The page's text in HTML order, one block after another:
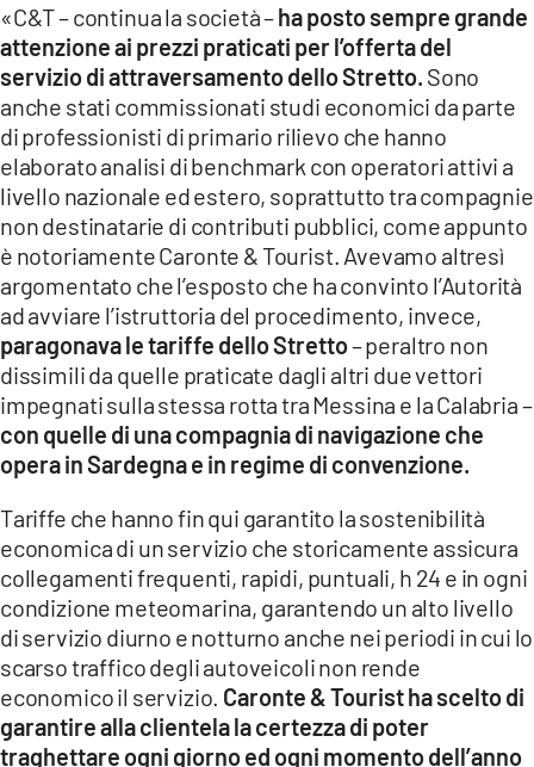
CATANZAROCHANNEL.IT
LACAPITALENEWS.IT
App
ANDROID
APPLE
«C&T – continua la società –ha posto sempre grande
attenzione ai prezzi praticati per l’offerta del
servizio di attraversamento dello Stretto. Sono
anche stati commissionati studi economici da parte
di professionisti di primario rilievo che hanno
elaborato analisi di benchmark con operatori attivi a
livello nazionale ed estero, soprattutto tra compagnie
non destinatarie di contributi pubblici, come appunto
è notoriamente Caronte & Tourist. Avevamo altresì
argomentato che l’esposto che ha convinto l’Autorità
ad avviare l’istruttoria del procedimento, invece,
paragonava le tariffe dello Stretto– peraltro non
dissimili da quelle praticate dagli altri due vettori
impegnati sulla stessa rotta tra Messina e la Calabria –
con quelle di una compagnia di navigazione che
opera in Sardegna e in regime di convenzione.
Tariffe che hanno fin qui garantito la sostenibilità
economica di un servizio che storicamente assicura
collegamenti frequenti, rapidi, puntuali, h 24 e in ogni
condizione meteomarina, garantendo un alto livello
di servizio diurno e notturno anche nei periodi in cui lo
scarso traffico degli autoveicoli non rende
economico il servizio. Caronte & Tourist ha scelto di
garantire alla clientela la certezza di poter
traghettare ogni giorno ed ogni momento dell’anno